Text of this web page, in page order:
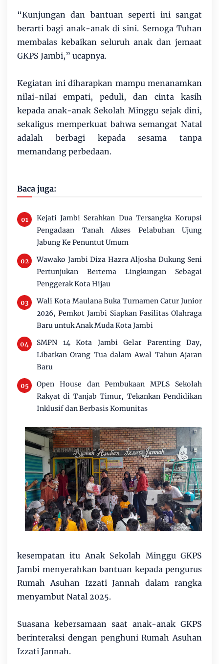
“Kunjungan dan bantuan seperti ini sangat
berarti bagi anak-anak di sini. Semoga Tuhan
membalas kebaikan seluruh anak dan jemaat
GKPS Jambi,” ucapnya.
Kegiatan ini diharapkan mampu menanamkan
nilai-nilai empati, peduli, dan cinta kasih
kepada anak-anak Sekolah Minggu sejak dini,
sekaligus memperkuat bahwa semangat Natal
adalah berbagi kepada sesama tanpa
memandang perbedaan.
Baca juga:
Kejati Jambi Serahkan Dua Tersangka Korupsi
Pengadaan Tanah Akses Pelabuhan Ujung
Jabung Ke Penuntut Umum
Wawako Jambi Diza Hazra Aljosha Dukung Seni
Pertunjukan Bertema Lingkungan Sebagai
Penggerak Kota Hijau
Wali Kota Maulana Buka Turnamen Catur Junior
2026, Pemkot Jambi Siapkan Fasilitas Olahraga
Baru untuk Anak Muda Kota Jambi
SMPN 14 Kota Jambi Gelar Parenting Day,
Libatkan Orang Tua dalam Awal Tahun Ajaran
Baru
Open House dan Pembukaan MPLS Sekolah
Rakyat di Tanjab Timur, Tekankan Pendidikan
Inklusif dan Berbasis Komunitas
kesempatan itu Anak Sekolah Minggu GKPS
Jambi menyerahkan bantuan kepada pengurus
Rumah Asuhan Izzati Jannah dalam rangka
menyambut Natal 2025.
Suasana kebersamaan saat anak-anak GKPS
berinteraksi dengan penghuni Rumah Asuhan
Izzati Jannah.